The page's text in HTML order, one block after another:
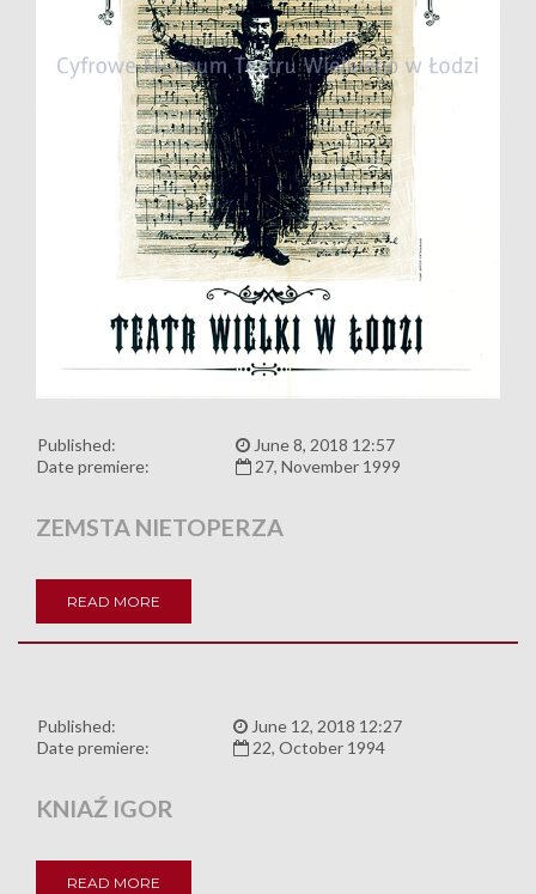
Published:
June 8, 2018 12:57
Date premiere:
27, November 1999
ZEMSTA NIETOPERZA
READ MORE
Published:
June 12, 2018 12:27
Date premiere:
22, October 1994
KNIAŹ IGOR
READ MORE